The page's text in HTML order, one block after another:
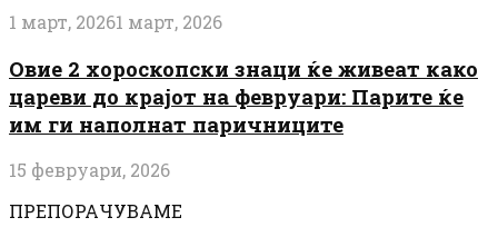
1 март, 20261 март, 2026
Овие 2 хороскопски знаци ќе живеат како
цареви до крајот на февруари: Парите ќе
им ги наполнат паричниците
15 февруари, 2026
ПРЕПОРАЧУВАМЕ